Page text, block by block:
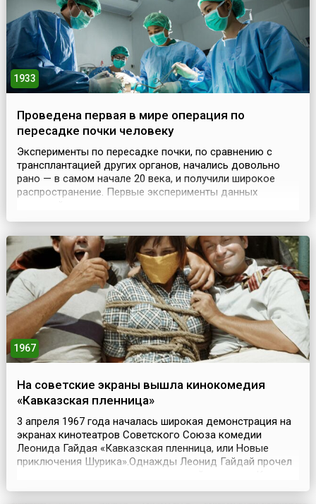
1933
Проведена первая в мире операция по
пересадке почки человеку
Эксперименты по пересадке почки, по сравнению с
трансплантацией других органов, начались довольно
рано — в самом начале 20 века, и получили широкое
распространение. Первые эксперименты данных
учеными разных стран, но были безуспешными.Впервые
осуществил советский хирург — заведующий
хирургическим от...
1967
На советские экраны вышла кинокомедия
«Кавказская пленница»
3 апреля 1967 года началась широкая демонстрация на
экранах кинотеатров Советского Союза комедии
Леонида Гайдая «Кавказская пленница, или Новые
приключения Шурика».Однажды Леонид Гайдай прочел
украл свою возлюбленную. Режиссер решил снять